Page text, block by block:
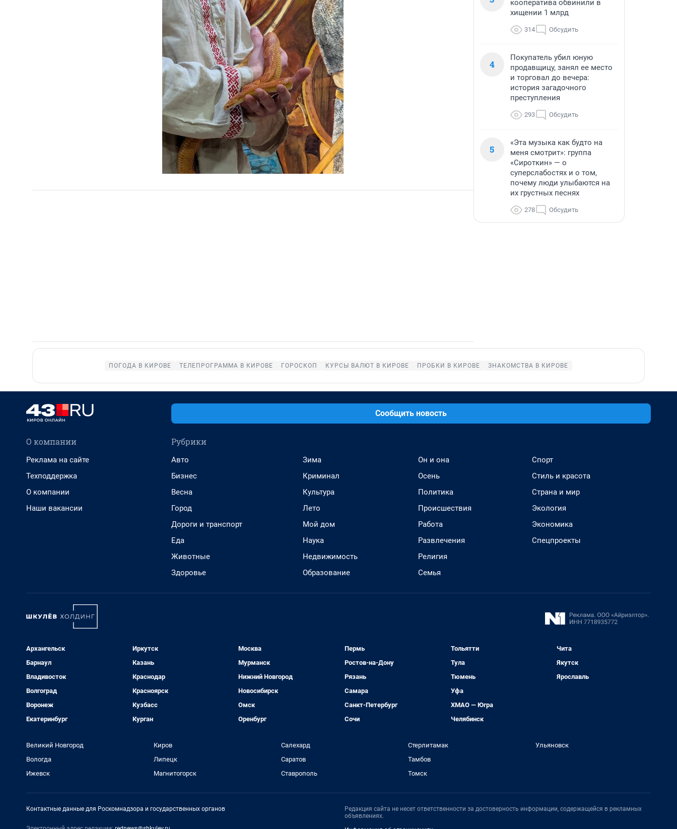
кооператива обвинили в
хищении 1 млрд
314 Обсудить
4
Покупатель убил юную
продавщицу, занял ее место
и торговал до вечера:
история загадочного
преступления
293 Обсудить
5
«Эта музыка как будто на
меня смотрит»: группа
«Сироткин» — о
суперслабостях и о том,
почему люди улыбаются на
их грустных песнях
278 Обсудить
ПОГОДА В КИРОВЕ ТЕЛЕПРОГРАММА В КИРОВЕ ГОРОСКОП КУРСЫ ВАЛЮТ В КИРОВЕ ПРОБКИ В КИРОВЕ ЗНАКОМСТВА В КИРОВЕ
Сообщить новость
О компании
Реклама на сайте
Техподдержка
О компании
Наши вакансии
Рубрики
Авто
Бизнес
Весна
Город
Дороги и транспорт
Еда
Животные
Здоровье
Зима
Криминал
Культура
Лето
Мой дом
Наука
Недвижимость
Образование
Он и она
Осень
Политика
Происшествия
Работа
Развлечения
Религия
Семья
Спорт
Стиль и красота
Страна и мир
Экология
Экономика
Спецпроекты
Архангельск
Барнаул
Владивосток
Волгоград
Воронеж
Екатеринбург
Иркутск
Казань
Краснодар
Красноярск
Кузбасс
Курган
Москва
Мурманск
Нижний Новгород
Новосибирск
Омск
Оренбург
Пермь
Ростов-на-Дону
Рязань
Самара
Санкт-Петербург
Сочи
Тольятти
Тула
Тюмень
Уфа
ХМАО — Югра
Челябинск
Чита
Якутск
Ярославль
Великий Новгород
Вологда
Ижевск
Киров
Липецк
Магнитогорск
Салехард
Саратов
Ставрополь
Стерлитамак
Тамбов
Томск
Ульяновск
Контактные данные для Роскомнадзора и государственных органов
Редакция сайта не несет ответственности за достоверность информации, содержащейся в рекламных
объявлениях.